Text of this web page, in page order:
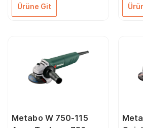
Ürüne Git
Metabo W 750-115